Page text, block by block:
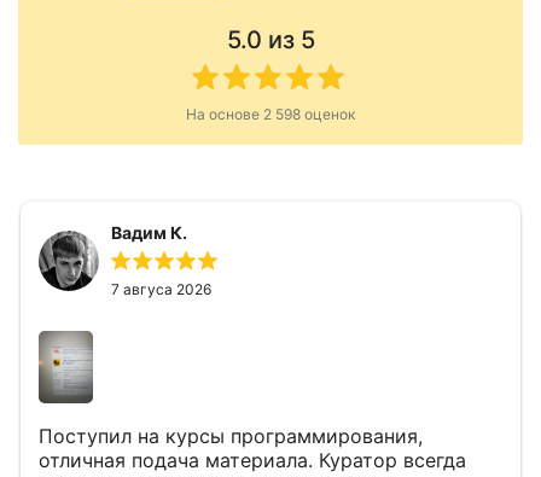
5.0 из 5
На основе 2 598 оценок
Вадим К.
7 авгуса 2026
Поступил на курсы программирования,
отличная подача материала. Куратор всегда